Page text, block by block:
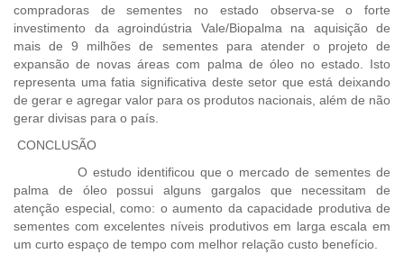
compradoras de sementes no estado observa-se o forte
investimento da agroindústria Vale/Biopalma na aquisição de
mais de 9 milhões de sementes para atender o projeto de
expansão de novas áreas com palma de óleo no estado. Isto
representa uma fatia significativa deste setor que está deixando
de gerar e agregar valor para os produtos nacionais, além de não
gerar divisas para o país.
CONCLUSÃO
O estudo identificou que o mercado de sementes de
palma de óleo possui alguns gargalos que necessitam de
atenção especial, como: o aumento da capacidade produtiva de
sementes com excelentes níveis produtivos em larga escala em
um curto espaço de tempo com melhor relação custo benefício.